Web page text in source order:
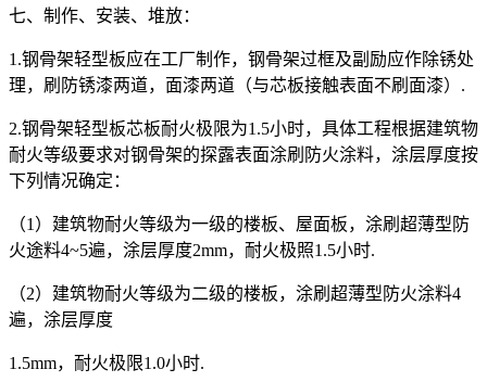
七、制作、安装、堆放：
1.钢骨架轻型板应在工厂制作，钢骨架过框及副励应作除锈处
理，刷防锈漆两道，面漆两道（与芯板接触表面不刷面漆）.
2.钢骨架轻型板芯板耐火极限为1.5小时，具体工程根据建筑物
耐火等级要求对钢骨架的探露表面涂刷防火涂料，涂层厚度按
下列情况确定：
（1）建筑物耐火等级为一级的楼板、屋面板，涂刷超薄型防
火途料4~5遍，涂层厚度2mm，耐火极照1.5小时.
（2）建筑物耐火等级为二级的楼板，涂刷超薄型防火涂料4
遍，涂层厚度
1.5mm，耐火极限1.0小时.